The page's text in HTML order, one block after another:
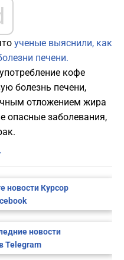
ученые выяснили, как
печени.
кофе
болезнь печени,
отложением жира
опасные заболевания,
новости Курсор
новости
Telegram